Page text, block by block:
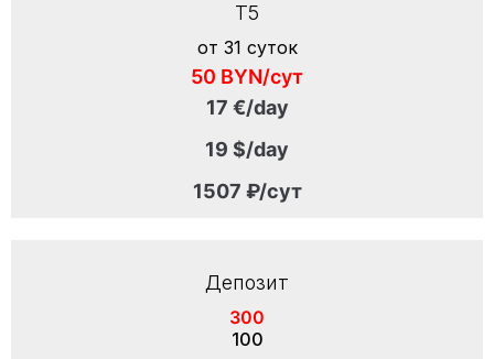
T5
от 31 суток
50 BYN/сут
17 €/day
19 $/day
1507 ₽/сут
Депозит
300
100